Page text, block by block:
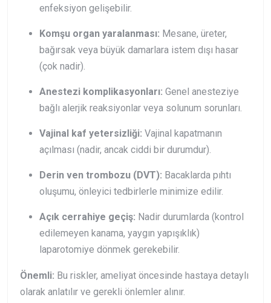
enfeksiyon gelişebilir.
Komşu organ yaralanması: Mesane, üreter,
bağırsak veya büyük damarlara istem dışı hasar
(çok nadir).
Anestezi komplikasyonları: Genel anesteziye
bağlı alerjik reaksiyonlar veya solunum sorunları.
Vajinal kaf yetersizliği: Vajinal kapatmanın
açılması (nadir, ancak ciddi bir durumdur).
Derin ven trombozu (DVT): Bacaklarda pıhtı
oluşumu, önleyici tedbirlerle minimize edilir.
Açık cerrahiye geçiş: Nadir durumlarda (kontrol
edilemeyen kanama, yaygın yapışıklık)
laparotomiye dönmek gerekebilir.
Önemli: Bu riskler, ameliyat öncesinde hastaya detaylı
olarak anlatılır ve gerekli önlemler alınır.